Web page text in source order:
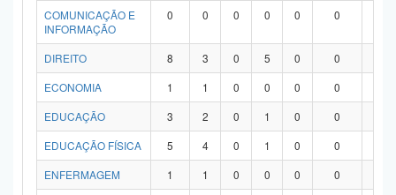
COMUNICAÇÃO E
INFORMAÇÃO
0 0 0 0 0 0
DIREITO 8 3 0 5 0 0
ECONOMIA
1 1 0 0 0 0
EDUCAÇÃO
3 2 0 1 0 0
EDUCAÇÃO FÍSICA
5 4 0 1 0 0
ENFERMAGEM
1 1 0 0 0 0